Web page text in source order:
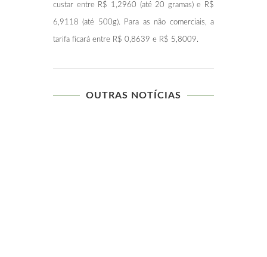
custar entre R$ 1,2960 (até 20 gramas) e R$
6,9118 (até 500g). Para as não comerciais, a
tarifa ficará entre R$ 0,8639 e R$ 5,8009.
OUTRAS NOTÍCIAS